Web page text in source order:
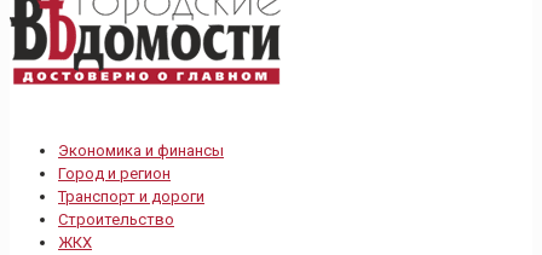
Экономика и финансы
Город и регион
Транспорт и дороги
Строительство
ЖКХ